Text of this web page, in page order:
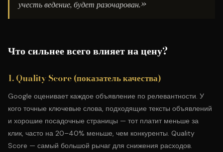
учесть ведение, будет разочарован.»
Что сильнее всего влияет на цену?
1. Quality Score (показатель качества)
Google оценивает каждое объявление по релевантности. У
кого точные ключевые слова, подходящие тексты объявлений
и хорошие посадочные страницы — тот платит меньше за
клик, часто на 20–40% меньше, чем конкуренты. Quality
Score — самый большой рычаг для снижения расходов.